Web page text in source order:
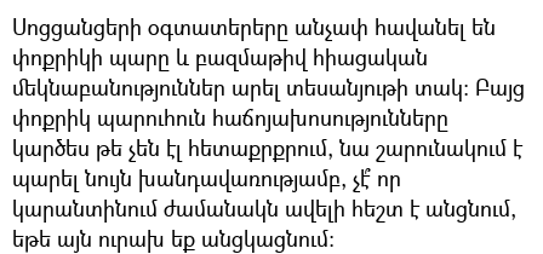
Սոցցանցերի օգտատերերը անչափ հավանել են
փոքրիկի պարը և բազմաթիվ հիացական
մեկնաբանություններ արել տեսանյութի տակ: Բայց
փոքրիկ պարուհուն հաճոյախոսությունները
կարծես թե չեն էլ հետաքրքրում, նա շարունակում է
պարել նույն խանդավառությամբ, չէ՞ որ
կարանտինում ժամանակն ավելի հեշտ է անցնում,
եթե այն ուրախ եք անցկացնում: